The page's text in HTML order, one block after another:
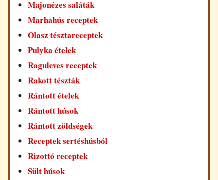
Majonézes saláták
Marhahús receptek
Olasz tésztareceptek
Pulyka ételek
Raguleves receptek
Rakott tészták
Rántott ételek
Rántott húsok
Rántott zöldségek
Receptek sertéshúsból
Rizottó receptek
Sült húsok